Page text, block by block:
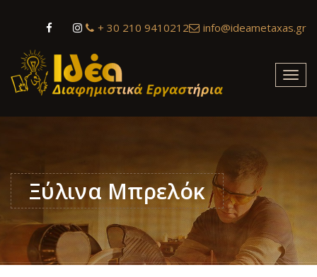
+ 30 210 9410212 info@ideametaxas.gr
Ξύλινα Μπρελόκ